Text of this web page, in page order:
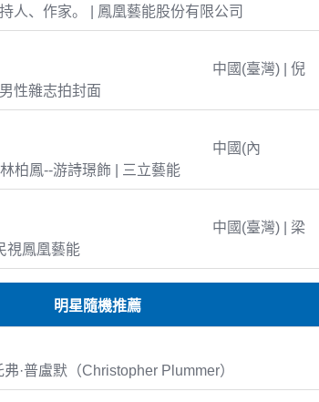
人、作家。 | 鳳凰藝能股份有限公司
中國(臺灣) | 倪
性雜志拍封面
中國(內
柏鳳--游詩璟飾 | 三立藝能
中國(臺灣) | 梁
視鳳凰藝能
明星隨機推薦
·普盧默（Christopher Plummer）